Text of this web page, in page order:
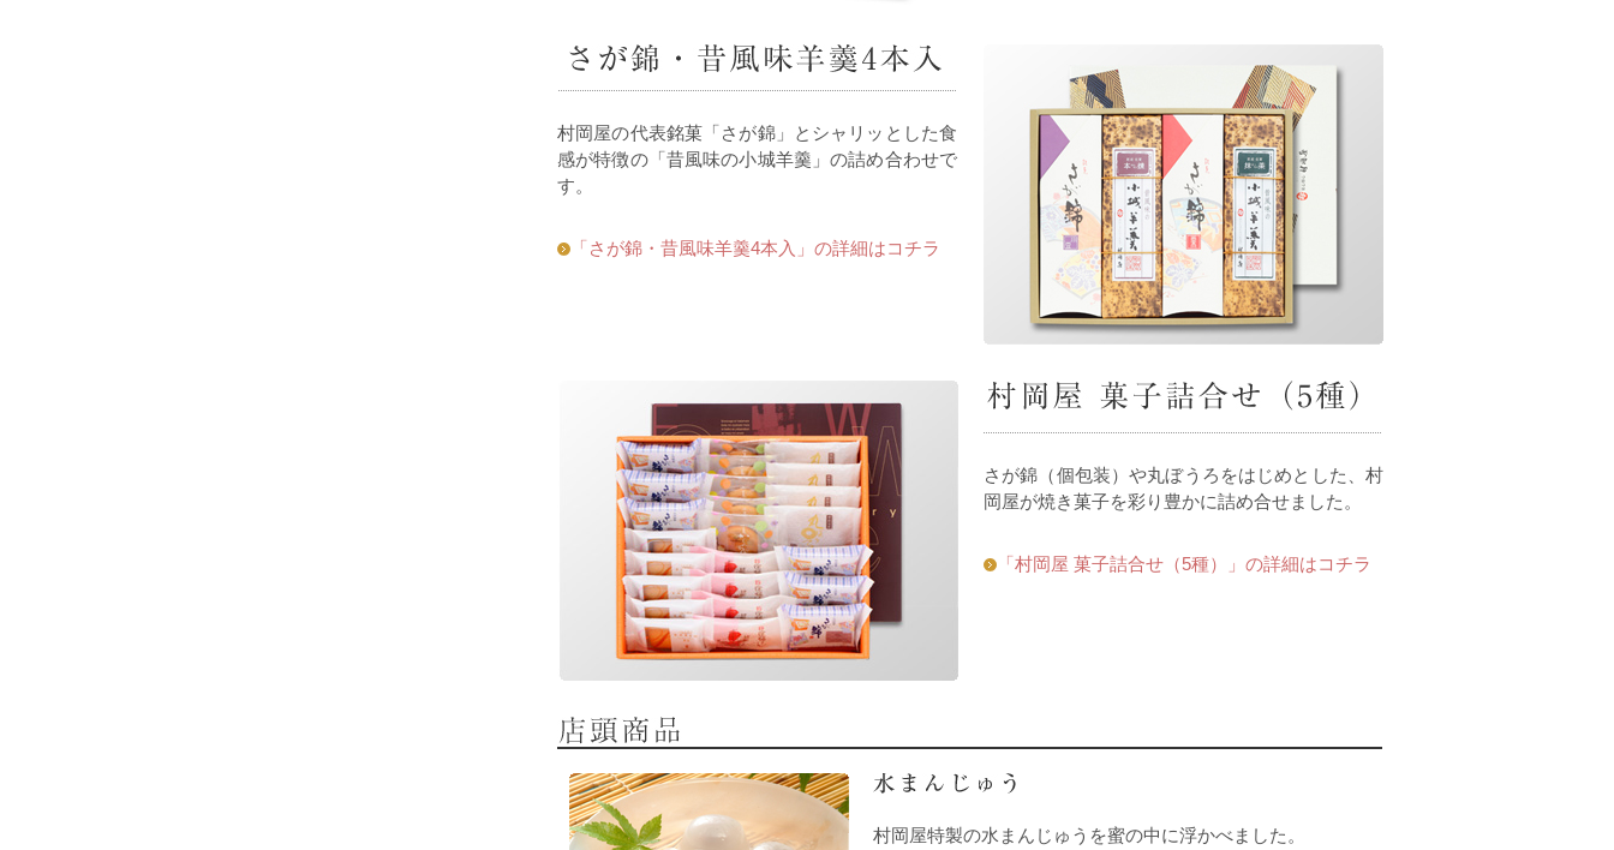
村岡屋の代表銘菓「さが錦」とシャリッとした食
感が特徴の「昔風味の小城羊羹」の詰め合わせで
す。
「さが錦・昔風味羊羹4本入」の詳細はコチラ
さが錦（個包装）や丸ぼうろをはじめとした、村
岡屋が焼き菓子を彩り豊かに詰め合せました。
「村岡屋 菓子詰合せ（5種）」の詳細はコチラ
村岡屋特製の水まんじゅうを蜜の中に浮かべました。